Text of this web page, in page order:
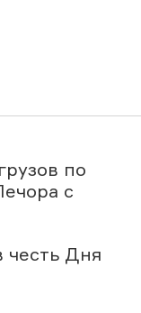
по
с
честь Дня